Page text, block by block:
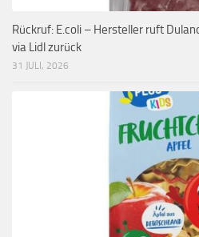
Rückruf: E.coli – Hersteller ruft
via Lidl zurück
31 JULI, 2026